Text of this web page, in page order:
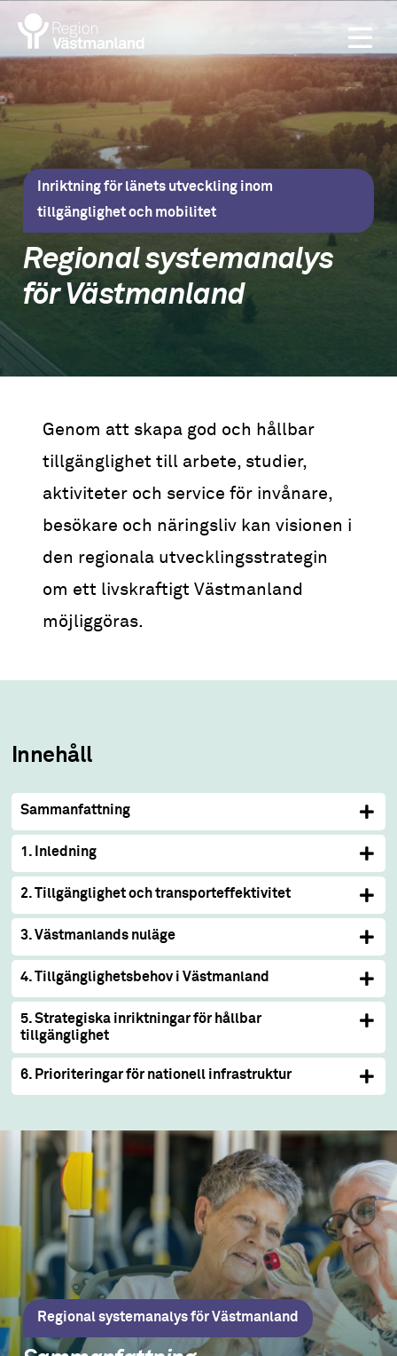
Inriktning för länets utveckling inom
tillgänglighet och mobilitet
Regional systemanalys
för Västmanland
Genom att skapa god och hållbar
tillgänglighet till arbete, studier,
aktiviteter och service för invånare,
besökare och näringsliv kan visionen i
den regionala utvecklingsstrategin
om ett livskraftigt Västmanland
möjliggöras.
Innehåll
Sammanfattning
1. Inledning
2. Tillgänglighet och transporteffektivitet
3. Västmanlands nuläge
4. Tillgänglighetsbehov i Västmanland
5. Strategiska inriktningar för hållbar
tillgänglighet
6. Prioriteringar för nationell infrastruktur
Regional systemanalys för Västmanland